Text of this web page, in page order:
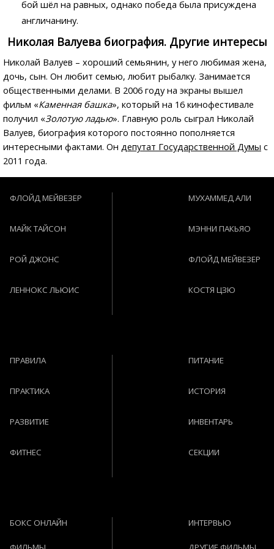
бой шёл на равных, однако победа была присуждена
англичанину.
Николая Валуева биография. Другие интересы
Николай Валуев – хороший семьянин, у него любимая жена,
дочь, сын. Он любит семью, любит рыбалку. Занимается
общественными делами. В 2006 году на экраны вышел
фильм «Каменная башка», который на 16 кинофестивале
получил «Золотую ладью». Главную роль сыграл Николай
Валуев, биография которого постоянно пополняется
интересными фактами. Он депутат Государственной Думы с
2011 года.
ФЛОЙД МЕЙВЕЗЕР
МАЙК ТАЙСОН
РОЙ ДЖОНС
ЛЕННОКС ЛЬЮИС
МУХАММЕД АЛИ
МЭННИ ПАКЬЯО
ФЛОЙД МЕЙВЕЗЕР
КОСТЯ ЦЗЮ
ПРАВИЛА
ПРАКТИКА
РАЗВИТИЕ
ФИТНЕС
ПИТАНИЕ
ИСТОРИЯ
ИНВЕНТАРЬ
СЕКЦИИ
БОКС ОНЛАЙН ИНТЕРВЬЮ